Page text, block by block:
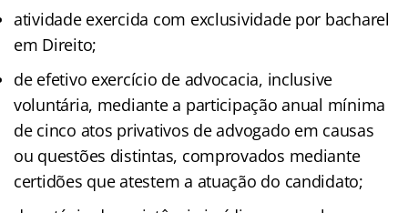
atividade exercida com exclusividade por bacharel
em Direito;
de efetivo exercício de advocacia, inclusive
voluntária, mediante a participação anual mínima
de cinco atos privativos de advogado em causas
ou questões distintas, comprovados mediante
certidões que atestem a atuação do candidato;